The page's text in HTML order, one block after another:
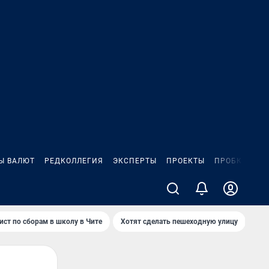
ВАЛЮТ РЕДКОЛЛЕГИЯ ЭКСПЕРТЫ ПРОЕКТЫ ПРОБКИ
по сборам в школу в Чите Хотят сделать пешеходную улицу